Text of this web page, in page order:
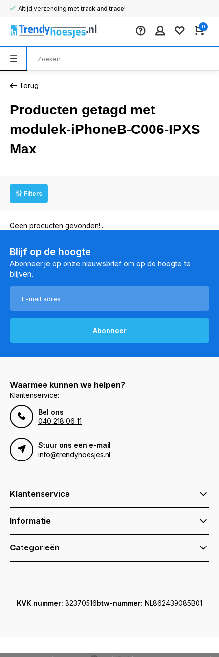
Altijd verzending met track and trace!
0
Terug
Producten getagd met
modulek-iPhoneB-C006-IPXS
Max
Filters
Geen producten gevonden!...
Blijf op de hoogte
Abonneer je op onze nieuwsbrief om op de hoogte te
blijven.
Abonneer
Waarmee kunnen we helpen?
Klantenservice:
Bel ons
040 218 06 11
Stuur ons een e-mail
info@trendyhoesjes.nl
Klantenservice
Informatie
Categorieën
KVK nummer: 82370516btw-nummer: NL862439085B01